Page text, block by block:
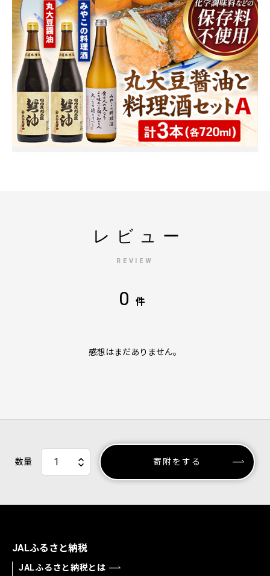
レビュー
REVIEW
0 件
感想はまだありません。
数量 寄附をする
JALふるさと納税
JALふるさと納税とは